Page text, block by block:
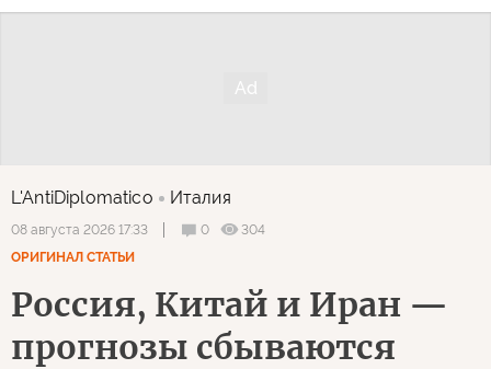
L'AntiDiplomatico Италия
08 августа 2026 17:33 0
304
ОРИГИНАЛ СТАТЬИ
Россия, Китай и Иран —
прогнозы сбываются